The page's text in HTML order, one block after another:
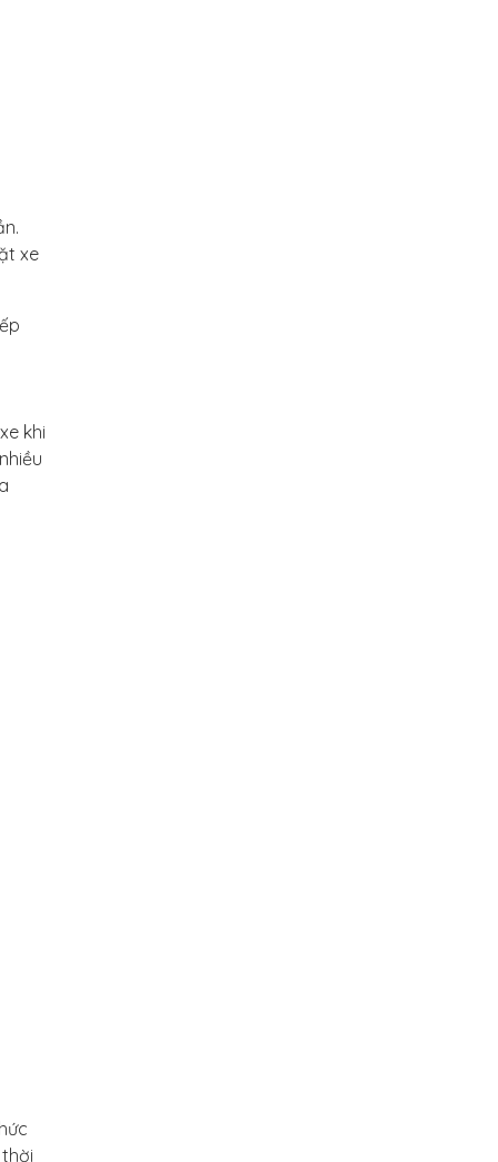
xe
khi